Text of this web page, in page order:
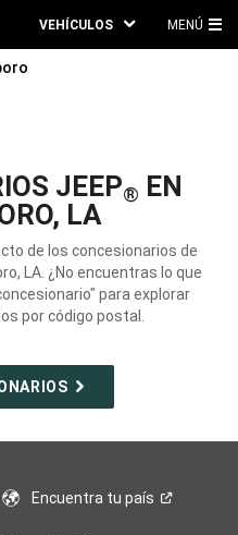
VEHÍCULOS MENÚ
JEEP® EN
LA
de los concesionarios de
LA. ¿No encuentras lo que
para explorar
por código postal.
Encuentra tupaís